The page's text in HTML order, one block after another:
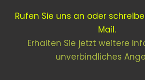
Rufen Sie uns an oder
Mail.
Erhalten Sie jetzt weitere
unverbindliches